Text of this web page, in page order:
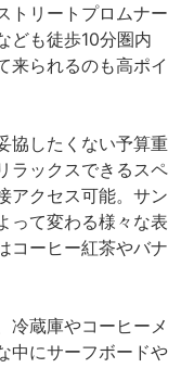
トリートプロムナー
ども徒歩10分圏内
来られるのも高ポイ
協したくない予算重
ラックスできるスペ
アクセス可能。サン
って変わる様々な表
コーヒー紅茶やバナ
冷蔵庫やコーヒーメ
中にサーフボードや